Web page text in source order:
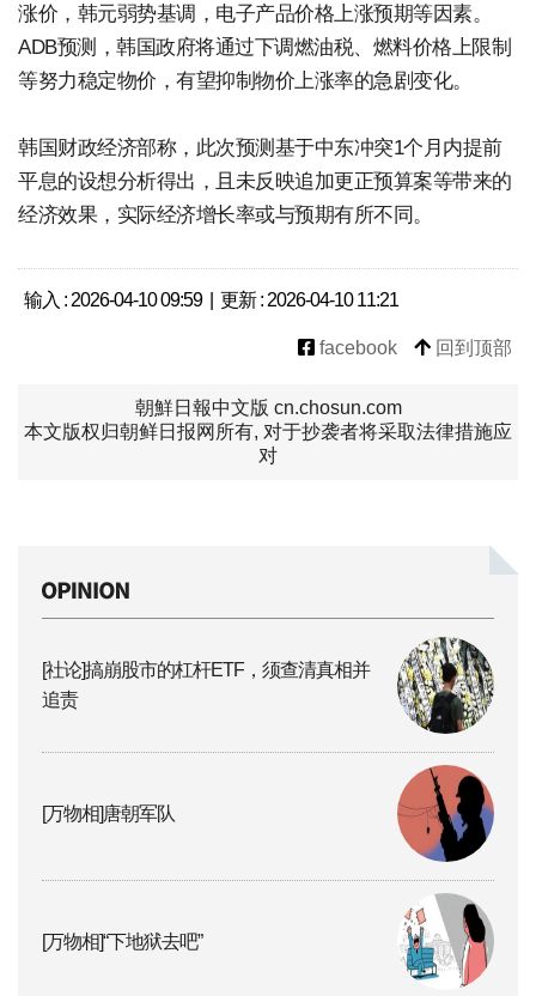
涨价，韩元弱势基调，电子产品价格上涨预期等因素。
ADB预测，韩国政府将通过下调燃油税、燃料价格上限制
等努力稳定物价，有望抑制物价上涨率的急剧变化。
韩国财政经济部称，此次预测基于中东冲突1个月内提前
平息的设想分析得出，且未反映追加更正预算案等带来的
经济效果，实际经济增长率或与预期有所不同。
输入 : 2026-04-10 09:59 | 更新 : 2026-04-10 11:21
facebook 回到顶部
朝鮮日報中文版 cn.chosun.com
本文版权归朝鲜日报网所有, 对于抄袭者将采取法律措施应
对
[社论]搞崩股市的杠杆ETF，须查清真相并
追责
[万物相]唐朝军队
[万物相]“下地狱去吧”